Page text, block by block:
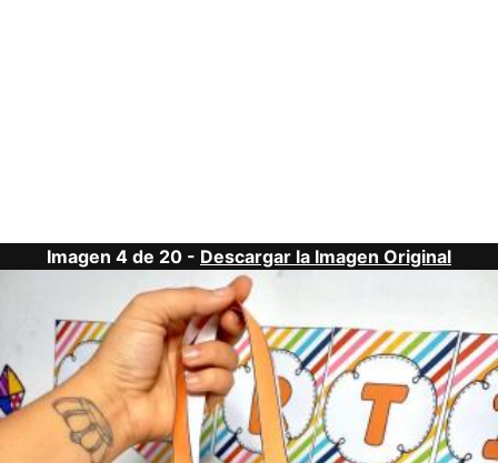
Imagen 4 de 20 - Descargar la Imagen Original